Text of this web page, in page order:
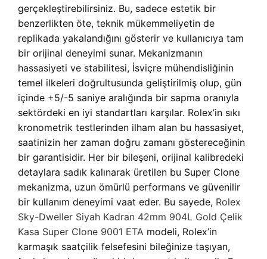
gerçekleştirebilirsiniz. Bu, sadece estetik bir
benzerlikten öte, teknik mükemmeliyetin de
replikada yakalandığını gösterir ve kullanıcıya tam
bir orijinal deneyimi sunar. Mekanizmanın
hassasiyeti ve stabilitesi, İsviçre mühendisliğinin
temel ilkeleri doğrultusunda geliştirilmiş olup, gün
içinde +5/-5 saniye aralığında bir sapma oranıyla
sektördeki en iyi standartları karşılar. Rolex’in sıkı
kronometrik testlerinden ilham alan bu hassasiyet,
saatinizin her zaman doğru zamanı göstereceğinin
bir garantisidir. Her bir bileşeni, orijinal kalibredeki
detaylara sadık kalınarak üretilen bu Super Clone
mekanizma, uzun ömürlü performans ve güvenilir
bir kullanım deneyimi vaat eder. Bu sayede, Rolex
Sky-Dweller Siyah Kadran 42mm 904L Gold Çelik
Kasa Super Clone 9001 ETA modeli, Rolex’in
karmaşık saatçilik felsefesini bileğinize taşıyan,